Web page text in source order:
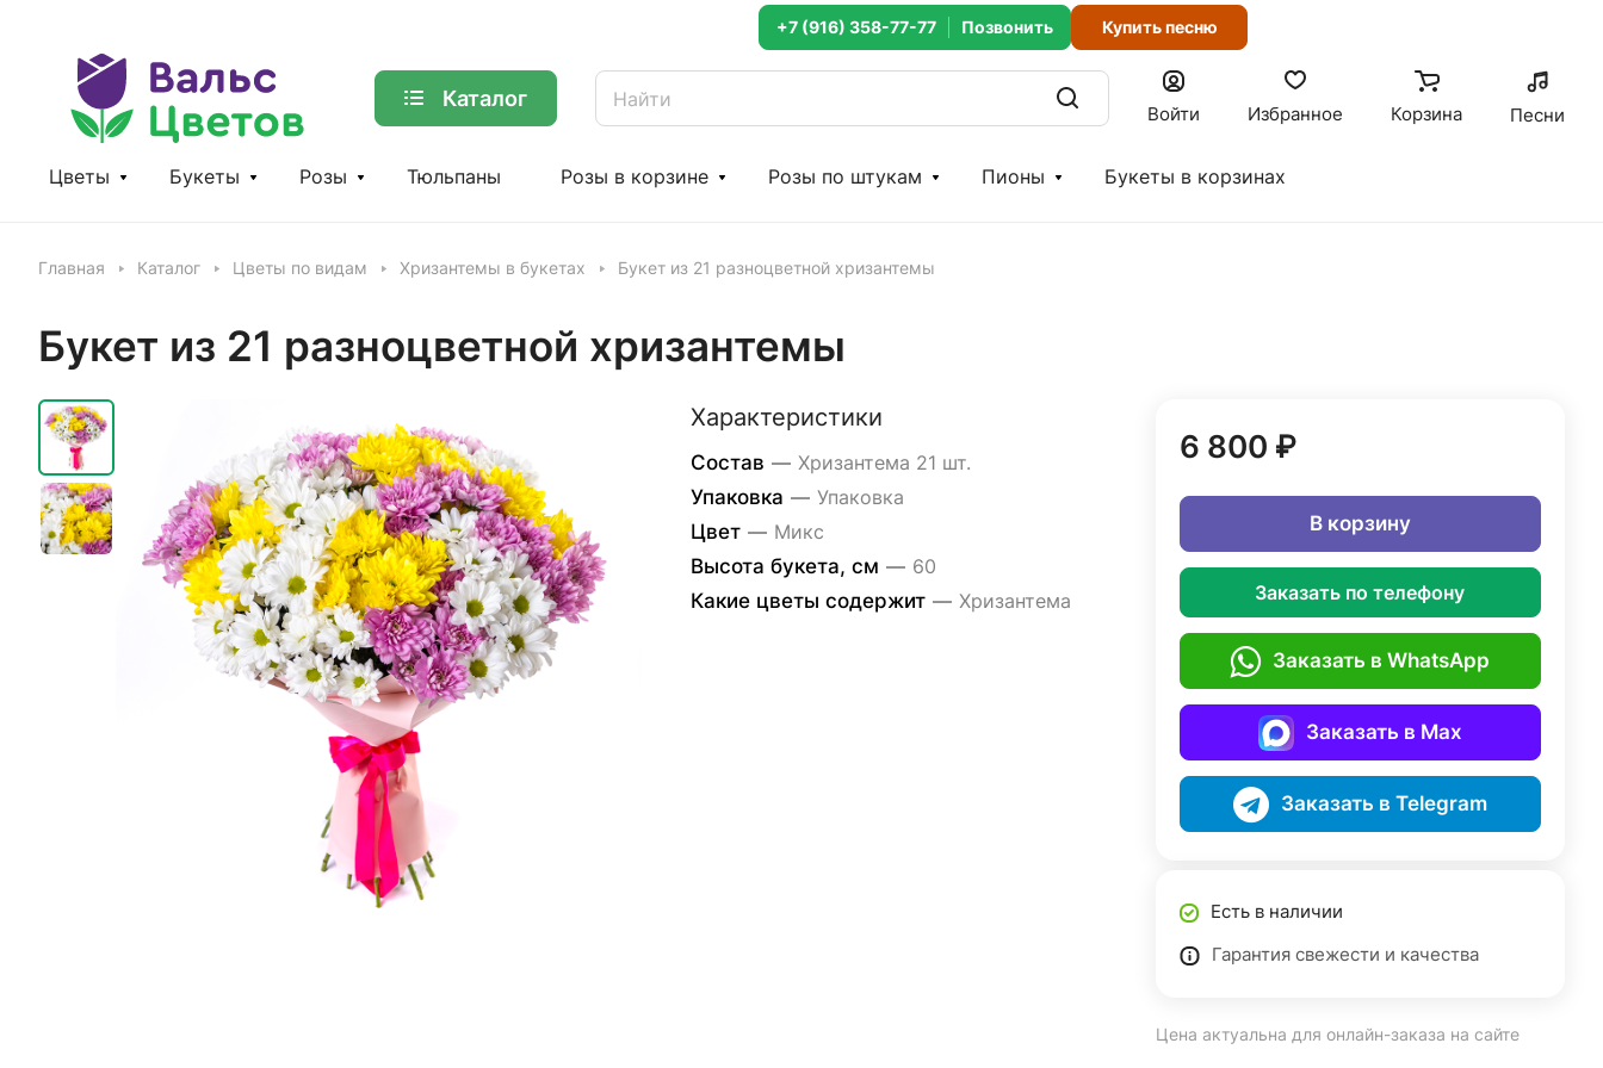
+7 (916) 358-77-77 Купить песню
Каталог
Войти Избранное Корзина Песни
Цветы Букеты Розы Тюльпаны Розы в корзине Розы по штукам Пионы Букеты в корзинах
Главная Каталог Цветы по видам Хризантемы в букетах Букет из 21 разноцветной хризантемы
Букет из 21 разноцветной хризантемы
Характеристики
Состав — Хризантема 21 шт.
Упаковка — Упаковка
Цвет — Микс
Высота букета, см — 60
Какие цветы содержит — Хризантема
6 800 ₽
В корзину
Заказать по телефону
Заказать в WhatsApp
Заказать в Max
Заказать в Telegram
Есть в наличии
Гарантия свежести и качества
Цена актуальна для онлайн-заказа на сайте